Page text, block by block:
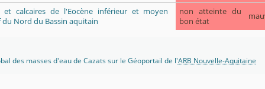
et calcaires de l'Eocène inférieur et moyen
Nord du Bassin aquitain
non atteinte du
bon état
des masses d'eau de Cazats sur le Géoportail de l'ARB Nouvelle-Aquitaine